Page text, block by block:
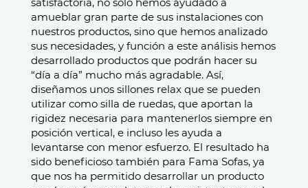
amueblar gran parte de sus instalaciones con
nuestros productos, sino que hemos analizado
sus necesidades, y función a este análisis hemos
desarrollado productos que podrán hacer su
“día a día” mucho más agradable. Así,
diseñamos unos sillones relax que se pueden
utilizar como silla de ruedas, que aportan la
rigidez necesaria para mantenerlos siempre en
posición vertical, e incluso les ayuda a
levantarse con menor esfuerzo. El resultado ha
sido beneficioso también para Fama Sofas, ya
que nos ha permitido desarrollar un producto